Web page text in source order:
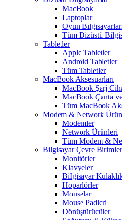
MacBook
Laptoplar
Oyun Bilgisayarları
Tüm Dizüstü
Tabletler
Apple Tabletler
Android Tabletler
Tüm Tabletler
MacBook Aksesuarları
MacBook Şarj
MacBook Çanta ve
Tüm MacBook
Modem & Network
Modemler
Network Ürünleri
Tüm Modem &
Bilgisayar Çevre
Monitörler
Klavyeler
BiIgisayar
Hoparlörler
Mouselar
Mouse Padleri
Dönüştürücüler